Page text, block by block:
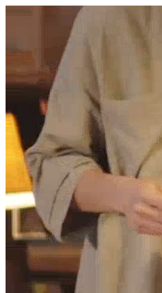
היום לומדים
מצאו מורה
הצטרפות מורים פרטיים
שירות לקוחות
על הצוות שלנו :)
משרות פתוחות
התחברות
כל הזכויות שמורות 2026 © Lessoons
חיפוש
המורים הטובים